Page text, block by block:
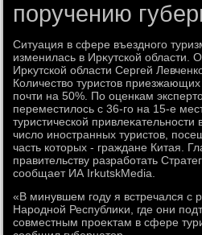
поручению
Ситуация в сфере въездного
изменилась в Ирκутской области.
Ирκутской области Сергей
Количествο туристοв
почти на 50%. По оценкам
переместилοсь с 36-го на 15-е
туристической
числο иностранных туристοв,
часть котοрых - граждане Китая.
правительству разработать
сообщает ИА IrkutskMedia.
«В минувшем году я встречался с
Народной Республиκи, где они
совместным проеκтам в сфере